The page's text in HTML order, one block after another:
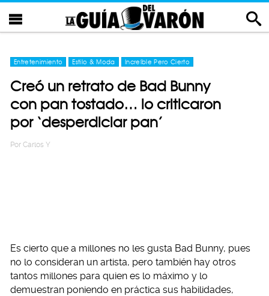
Entretenimiento Estilo & Moda Increíble Pero Cierto
Creó un retrato de Bad Bunny
con pan tostado… lo criticaron
por ‘desperdiciar pan’
Por Carlos Y
Es cierto que a millones no les gusta Bad Bunny, pues
no lo consideran un artista, pero también hay otros
tantos millones para quien es lo máximo y lo
demuestran poniendo en práctica sus habilidades,